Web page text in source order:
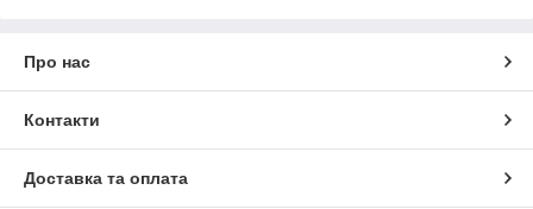
Про нас
Контакти
Доставка та оплата